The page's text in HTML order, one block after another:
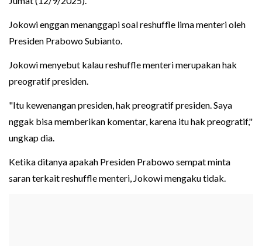
Jokowi enggan menanggapi soal reshuffle lima menteri oleh
Presiden Prabowo Subianto.
Jokowi menyebut kalau reshuffle menteri merupakan hak
preogratif presiden.
"Itu kewenangan presiden, hak preogratif presiden. Saya
nggak bisa memberikan komentar, karena itu hak preogratif,"
ungkap dia.
Ketika ditanya apakah Presiden Prabowo sempat minta
saran terkait reshuffle menteri, Jokowi mengaku tidak.